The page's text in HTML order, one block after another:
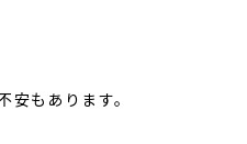
もあります。